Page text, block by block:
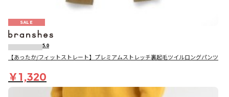
SALE
5.0
【あったか/フィットストレート】プレミアムストレッチ裏起毛ツイルロングパンツ
￥1,320